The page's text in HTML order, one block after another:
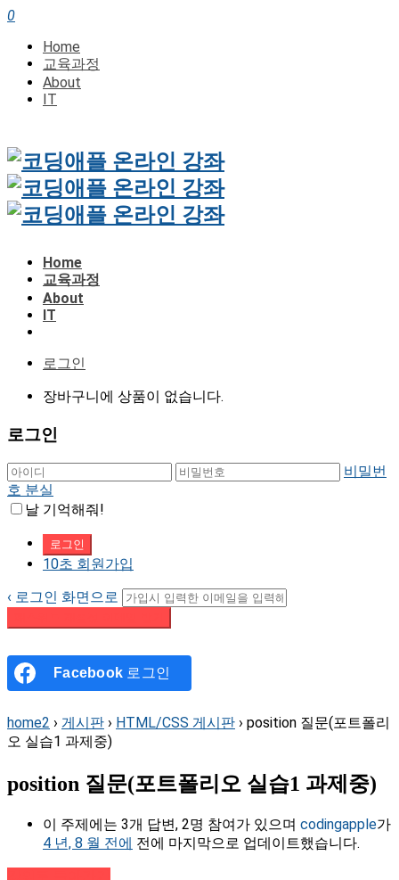
0
Home
교육과정
About
IT
Home
교육과정
About
IT
로그인
장바구니에 상품이 없습니다.
로그인
비밀번
호 분실
날 기억해줘!
10초 회원가입
‹ 로그인 화면으로
Facebook 로그인
home2 › 게시판 › HTML/CSS 게시판 › position 질문(포트폴리
오 실습1 과제중)
position 질문(포트폴리오 실습1 과제중)
이 주제에는 3개 답변, 2명 참여가 있으며 codingapple가
4 년, 8 월 전에 전에 마지막으로 업데이트했습니다.